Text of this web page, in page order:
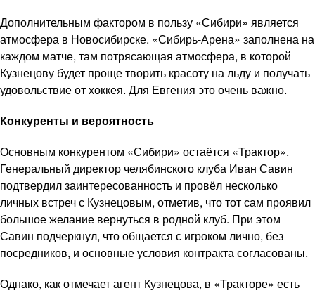
Дополнительным фактором в пользу «Сибири» является
атмосфера в Новосибирске. «Сибирь-Арена» заполнена на
каждом матче, там потрясающая атмосфера, в которой
Кузнецову будет проще творить красоту на льду и получать
удовольствие от хоккея. Для Евгения это очень важно.
Конкуренты и вероятность
Основным конкурентом «Сибири» остаётся «Трактор».
Генеральный директор челябинского клуба Иван Савин
подтвердил заинтересованность и провёл несколько
личных встреч с Кузнецовым, отметив, что тот сам проявил
большое желание вернуться в родной клуб. При этом
Савин подчеркнул, что общается с игроком лично, без
посредников, и основные условия контракта согласованы.
Однако, как отмечает агент Кузнецова, в «Тракторе» есть